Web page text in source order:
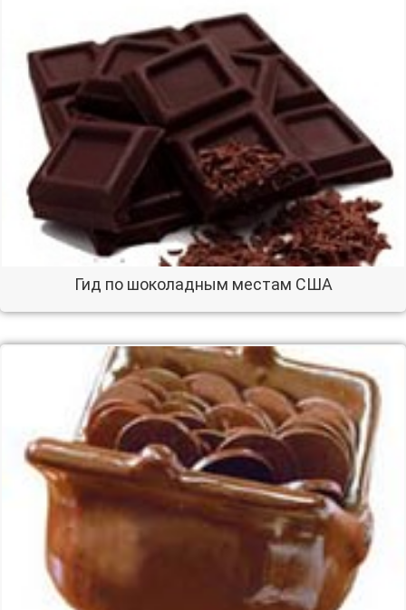
Гид по шоколадным местам США